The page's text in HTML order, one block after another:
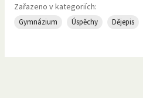
Zařazeno v kategoriích:
Gymnázium Úspěchy Dějepis